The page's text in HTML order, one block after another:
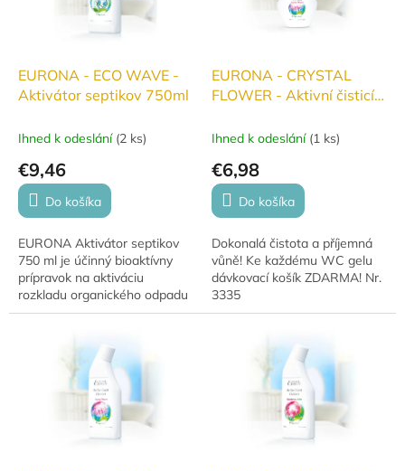
EURONA - ECO WAVE -
Aktivátor septikov 750ml
Ihned k odeslání (2 ks)
€9,46
Do košíka
EURONA Aktivátor septikov
750 ml je účinný bioaktívny
prípravok na aktiváciu
rozkladu organického odpadu
v septikoch a žumpách.
znižovať usadeniny a...
EURONA - CRYSTAL
FLOWER - Aktivní čisticí
Ihned k odeslání (1 ks)
€6,98
Do košíka
Dokonalá čistota a příjemná
vůně! Ke každému WC gelu
dávkovací košík ZDARMA! Nr.
3335